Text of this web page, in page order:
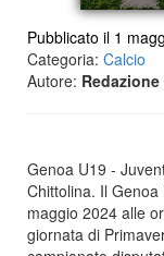
Pubblicato il 1
Categoria: Calcio
Autore:
Genoa U19 -
Chittolina. Il
maggio 2024 alle
giornata di